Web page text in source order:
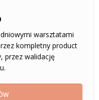
warsztatami
kompletny product
przez walidację